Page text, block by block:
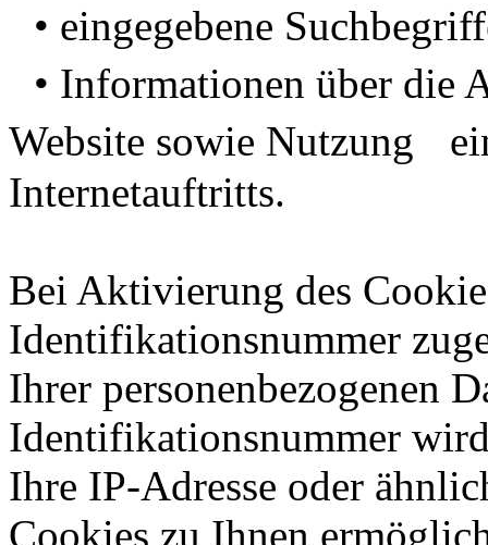
• eingegebene
• Informationen über die
Website sowie Nutzung
Internetauftritts.
Bei Aktivierung des
Identifikationsnummer
Ihrer personenbezogenen
Identifikationsnummer
Ihre IP-Adresse oder
Cookies zu Ihnen